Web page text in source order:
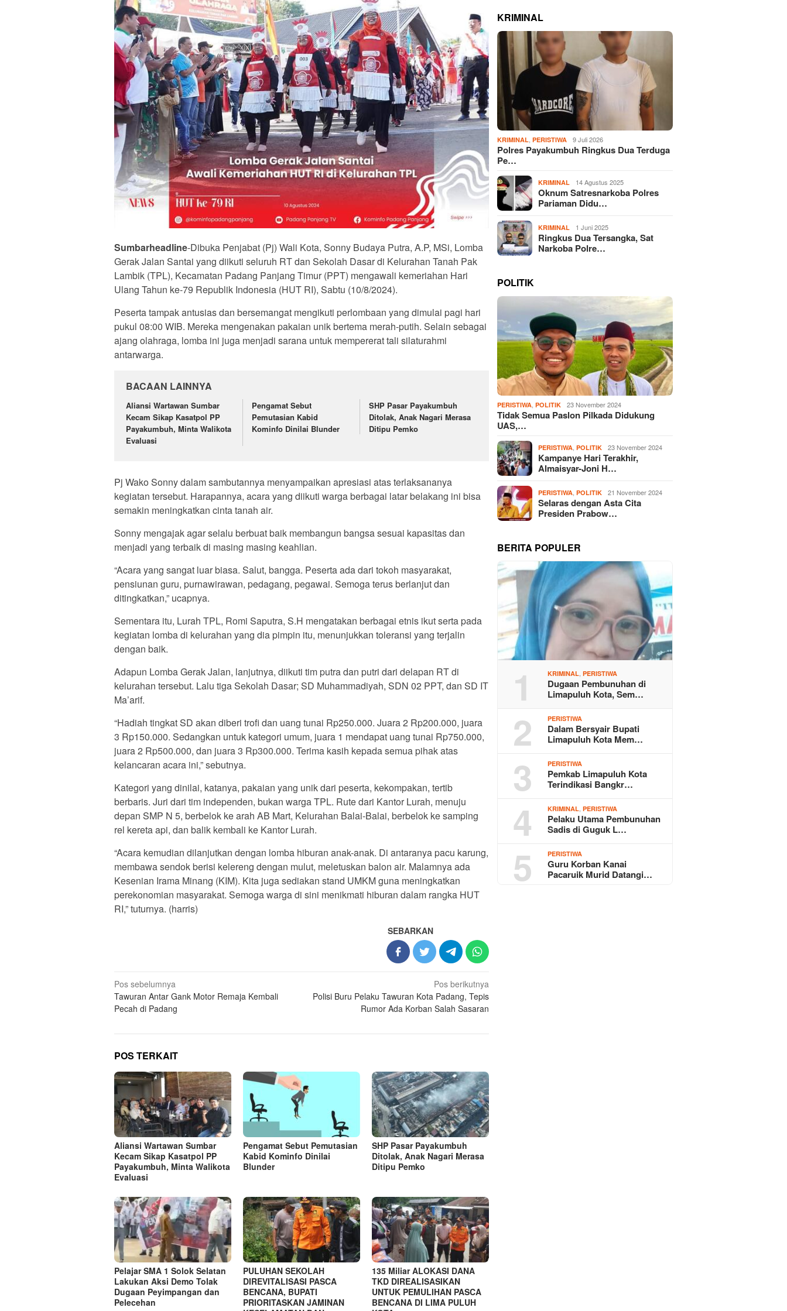
Sumbarheadline-Dibuka Penjabat (Pj) Wali Kota, Sonny Budaya Putra, A.P, MSi, Lomba
Gerak Jalan Santai yang diikuti seluruh RT dan Sekolah Dasar di Kelurahan Tanah Pak
Lambik (TPL), Kecamatan Padang Panjang Timur (PPT) mengawali kemeriahan Hari
Ulang Tahun ke-79 Republik Indonesia (HUT RI), Sabtu (10/8/2024).
Peserta tampak antusias dan bersemangat mengikuti perlombaan yang dimulai pagi hari
pukul 08:00 WIB. Mereka mengenakan pakaian unik bertema merah-putih. Selain sebagai
ajang olahraga, lomba ini juga menjadi sarana untuk mempererat tali silaturahmi
antarwarga.
BACAAN LAINNYA
Aliansi Wartawan Sumbar
Kecam Sikap Kasatpol PP
Payakumbuh, Minta Walikota
Evaluasi
Pengamat Sebut
Pemutasian Kabid
Kominfo Dinilai Blunder
SHP Pasar Payakumbuh
Ditolak, Anak Nagari Merasa
Ditipu Pemko
Pj Wako Sonny dalam sambutannya menyampaikan apresiasi atas terlaksananya
kegiatan tersebut. Harapannya, acara yang diikuti warga berbagai latar belakang ini bisa
semakin meningkatkan cinta tanah air.
Sonny mengajak agar selalu berbuat baik membangun bangsa sesuai kapasitas dan
menjadi yang terbaik di masing masing keahlian.
“Acara yang sangat luar biasa. Salut, bangga. Peserta ada dari tokoh masyarakat,
pensiunan guru, purnawirawan, pedagang, pegawai. Semoga terus berlanjut dan
ditingkatkan,” ucapnya.
Sementara itu, Lurah TPL, Romi Saputra, S.H mengatakan berbagai etnis ikut serta pada
kegiatan lomba di kelurahan yang dia pimpin itu, menunjukkan toleransi yang terjalin
dengan baik.
Adapun Lomba Gerak Jalan, lanjutnya, diikuti tim putra dan putri dari delapan RT di
kelurahan tersebut. Lalu tiga Sekolah Dasar; SD Muhammadiyah, SDN 02 PPT, dan SD IT
Ma’arif.
“Hadiah tingkat SD akan diberi trofi dan uang tunai Rp250.000. Juara 2 Rp200.000, juara
3 Rp150.000. Sedangkan untuk kategori umum, juara 1 mendapat uang tunai Rp750.000,
juara 2 Rp500.000, dan juara 3 Rp300.000. Terima kasih kepada semua pihak atas
kelancaran acara ini,” sebutnya.
Kategori yang dinilai, katanya, pakaian yang unik dari peserta, kekompakan, tertib
berbaris. Juri dari tim independen, bukan warga TPL. Rute dari Kantor Lurah, menuju
depan SMP N 5, berbelok ke arah AB Mart, Kelurahan Balai-Balai, berbelok ke samping
rel kereta api, dan balik kembali ke Kantor Lurah.
“Acara kemudian dilanjutkan dengan lomba hiburan anak-anak. Di antaranya pacu karung,
membawa sendok berisi kelereng dengan mulut, meletuskan balon air. Malamnya ada
Kesenian Irama Minang (KIM). Kita juga sediakan stand UMKM guna meningkatkan
perekonomian masyarakat. Semoga warga di sini menikmati hiburan dalam rangka HUT
RI,” tuturnya. (harris)
SEBARKAN
Navigasi
pos
Pos sebelumnya
Tawuran Antar Gank Motor Remaja Kembali
Pecah di Padang
Pos berikutnya
Polisi Buru Pelaku Tawuran Kota Padang, Tepis
Rumor Ada Korban Salah Sasaran
POS TERKAIT
Aliansi Wartawan Sumbar
Kecam Sikap Kasatpol PP
Payakumbuh, Minta Walikota
Evaluasi
Pengamat Sebut Pemutasian
Kabid Kominfo Dinilai
Blunder
SHP Pasar Payakumbuh
Ditolak, Anak Nagari Merasa
Ditipu Pemko
Pelajar SMA 1 Solok Selatan
Lakukan Aksi Demo Tolak
Dugaan Peyimpangan dan
Pelecehan
PULUHAN SEKOLAH
DIREVITALISASI PASCA
BENCANA, BUPATI
PRIORITASKAN JAMINAN
135 Miliar ALOKASI DANA
TKD DIREALISASIKAN
UNTUK PEMULIHAN PASCA
BENCANA DI LIMA PULUH
KRIMINAL
KRIMINAL ,PERISTIWA 9 Juli 2026
Polres Payakumbuh Ringkus Dua Terduga
Pe…
KRIMINAL 14 Agustus 2025
Oknum Satresnarkoba Polres
Pariaman Didu…
KRIMINAL 1 Juni 2025
Ringkus Dua Tersangka, Sat
Narkoba Polre…
POLITIK
PERISTIWA ,POLITIK 23 November 2024
Tidak Semua Paslon Pilkada Didukung
UAS,…
PERISTIWA ,POLITIK 23 November 2024
Kampanye Hari Terakhir,
Almaisyar-Joni H…
PERISTIWA ,POLITIK 21 November 2024
Selaras dengan Asta Cita
Presiden Prabow…
BERITA POPULER
1 KRIMINAL,PERISTIWA
Dugaan Pembunuhan di
Limapuluh Kota, Sem…
2 PERISTIWA
Dalam Bersyair Bupati
Limapuluh Kota Mem…
3 PERISTIWA
Pemkab Limapuluh Kota
Terindikasi Bangkr…
4 KRIMINAL,PERISTIWA
Pelaku Utama Pembunuhan
Sadis di Guguk L…
5 PERISTIWA
Guru Korban Kanai
Pacaruik Murid Datangi…